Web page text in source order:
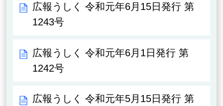
広報うしく 令和元年6月15日発行 第
1243号
広報うしく 令和元年6月1日発行 第
1242号
広報うしく 令和元年5月15日発行 第